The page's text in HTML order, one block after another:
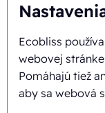
Ecobliss
webovej
Pomáhajú tiež
aby sa webová